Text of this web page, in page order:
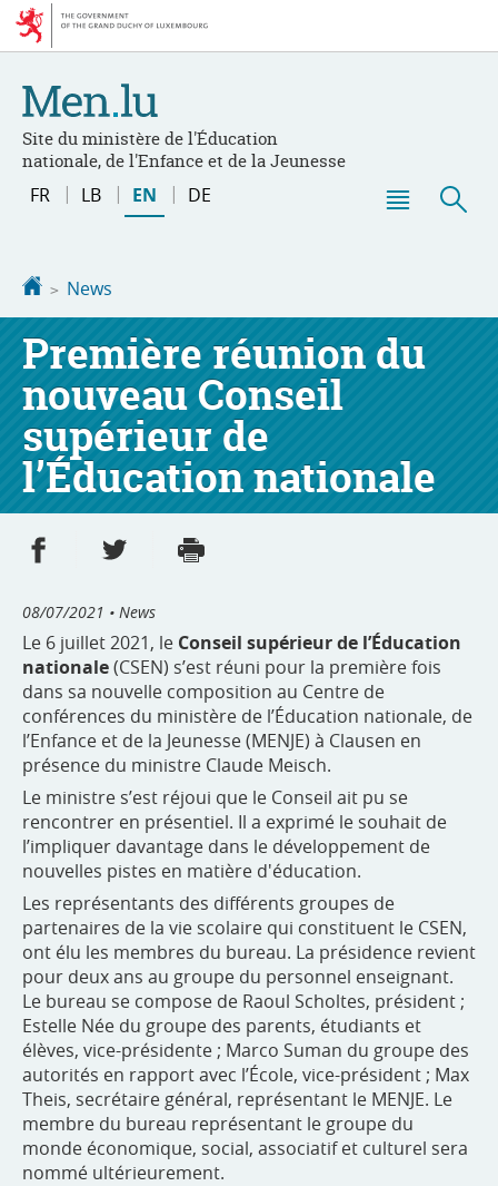
Go
Go
Site du ministère de l'Éducation
nationale, de l'Enfance et de la Jeunesse
Changer
FR LB EN DE
Homepage
News
Première réunion du
nouveau Conseil
supérieur de
l’Éducation nationale
Share on Facebook
Share on Twitter
08/07/2021 • News
Le 6 juillet 2021, le Conseil supérieur de l’Éducation
nationale(CSEN) s’est réuni pour la première fois
dans sa nouvelle composition au Centre de
conférences du ministère de l’Éducation nationale, de
l’Enfance et de la Jeunesse (MENJE) à Clausen en
présence du ministre Claude Meisch.
Le ministre s’est réjoui que le Conseil ait pu se
rencontrer en présentiel. Il a exprimé le souhait de
l’impliquer davantage dans le développement de
nouvelles pistes en matière d'éducation.
Les représentants des différents groupes de
partenaires de la vie scolaire qui constituent le CSEN,
ont élu les membres du bureau. La présidence revient
pour deux ans au groupe du personnel enseignant.
Le bureau se compose de Raoul Scholtes, président ;
Estelle Née du groupe des parents, étudiants et
élèves, vice-présidente ; Marco Suman du groupe des
autorités en rapport avec l’École, vice-président ; Max
Theis, secrétaire général, représentant le MENJE. Le
membre du bureau représentant le groupe du
monde économique, social, associatif et culturel sera
nommé ultérieurement.